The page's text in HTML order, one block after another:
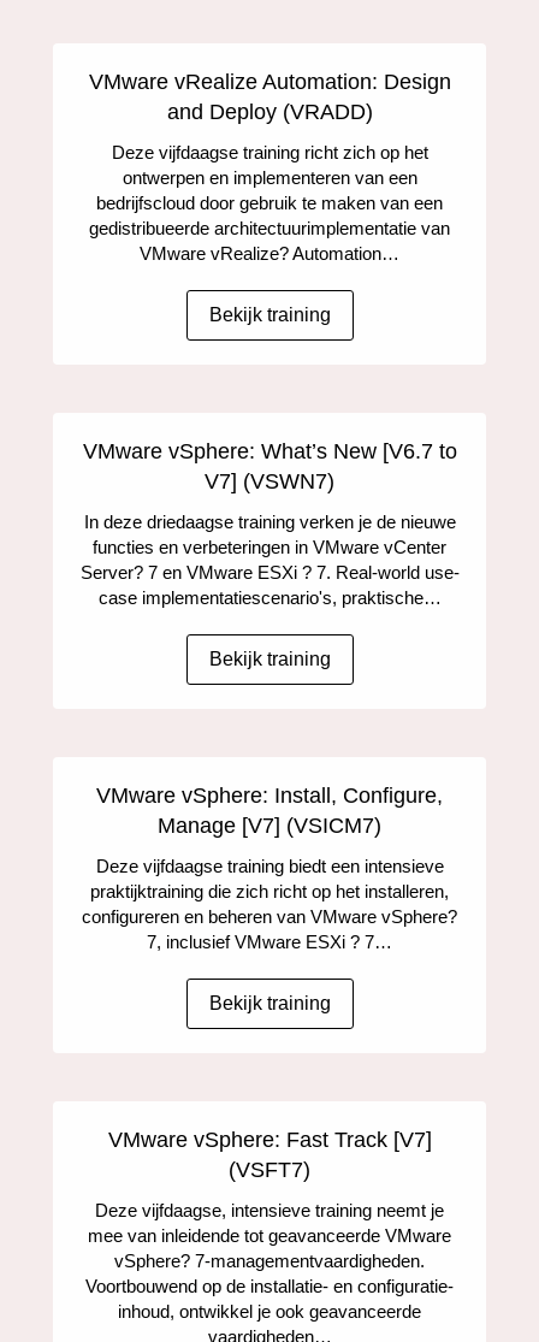
VMware vRealize Automation: Design
and Deploy (VRADD)
Deze vijfdaagse training richt zich op het
ontwerpen en implementeren van een
bedrijfscloud door gebruik te maken van een
gedistribueerde architectuurimplementatie van
VMware vRealize? Automation…
Bekijk training
VMware vSphere: What’s New [V6.7 to
V7] (VSWN7)
In deze driedaagse training verken je de nieuwe
functies en verbeteringen in VMware vCenter
Server? 7 en VMware ESXi ? 7. Real-world use-
case implementatiescenario's, praktische…
Bekijk training
VMware vSphere: Install, Configure,
Manage [V7] (VSICM7)
Deze vijfdaagse training biedt een intensieve
praktijktraining die zich richt op het installeren,
configureren en beheren van VMware vSphere?
7, inclusief VMware ESXi ? 7…
Bekijk training
VMware vSphere: Fast Track [V7]
(VSFT7)
Deze vijfdaagse, intensieve training neemt je
mee van inleidende tot geavanceerde VMware
vSphere? 7-managementvaardigheden.
Voortbouwend op de installatie- en configuratie-
inhoud, ontwikkel je ook geavanceerde
vaardigheden…